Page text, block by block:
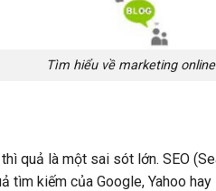
Tìm hiểu về marketing online
quả là một sai sót lớn. SEO
tìm kiếm của Google, Yahoo hay